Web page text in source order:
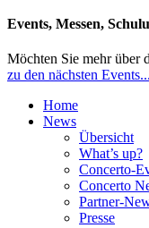
Events, Messen,
Möchten Sie mehr über
zu den nächsten Events...
Home
News
Übersicht
What’s up?
Concerto-
Concerto
Partner-
Presse